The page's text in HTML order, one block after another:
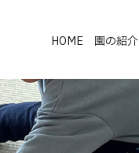
HOME 園の紹介